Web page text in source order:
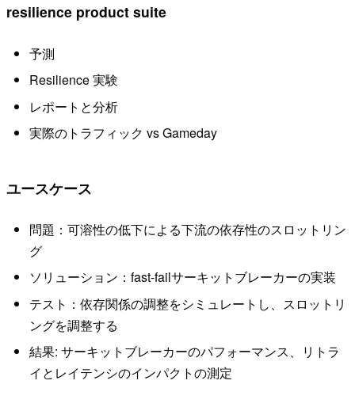
resilience product suite
予測
Resilience 実験
レポートと分析
実際のトラフィック vs Gameday
ユースケース
問題：可溶性の低下による下流の依存性のスロットリン
グ
ソリューション：fast-failサーキットブレーカーの実装
テスト：依存関係の調整をシミュレートし、スロットリ
ングを調整する
結果: サーキットブレーカーのパフォーマンス、リトラ
イとレイテンシのインパクトの測定